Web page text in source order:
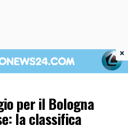
per il Bologna
la classifica
×